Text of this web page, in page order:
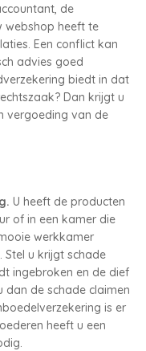
de
webshop heeft te
Een conflict kan
advies goed
biedt in dat
Dan krijgt u
vergoeding van de
U heeft de producten
of in een kamer die
werkkamer
u krijgt schade
ingebroken en de dief
de schade claimen
is er
heeft u een